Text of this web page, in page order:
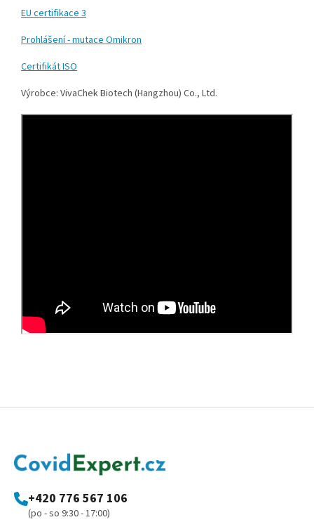
EU certifikace 3
Prohlášení - mutace Omikron
Certifikát ISO
Výrobce: VivaChek Biotech (Hangzhou) Co., Ltd.
+420 776 567 106
(po - so 9:30 - 17:00)